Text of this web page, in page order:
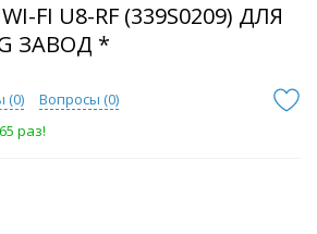
FI U8-RF (339S0209) ДЛЯ
ЗАВОД *
(0) Вопросы (0)
раз!